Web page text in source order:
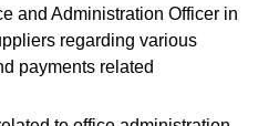
and Administration Officer in
regarding various
payments related